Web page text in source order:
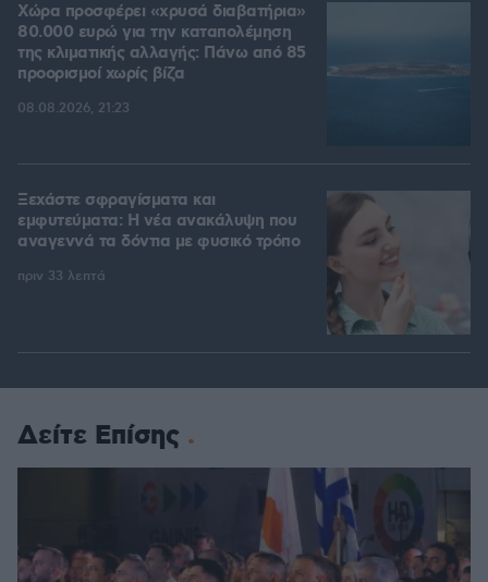
Χώρα προσφέρει «χρυσά διαβατήρια»
80.000 ευρώ για την καταπολέμηση
της κλιματικής αλλαγής: Πάνω από 85
προορισμοί χωρίς βίζα
08.08.2026, 21:23
Ξεχάστε σφραγίσματα και
εμφυτεύματα: Η νέα ανακάλυψη που
αναγεννά τα δόντια με φυσικό τρόπο
πριν 33 λεπτά
Δείτε Επίσης